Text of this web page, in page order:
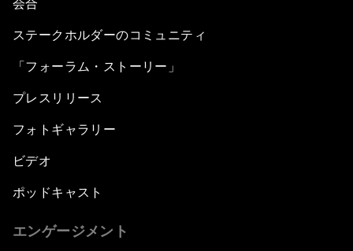
会合
ステークホルダーのコミュニティ
「フォーラム・ストーリー」
プレスリリース
フォトギャラリー
ビデオ
ポッドキャスト
エンゲージメント